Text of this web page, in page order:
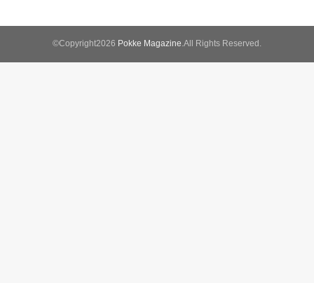
©Copyright2026 Pokke Magazine .All Rights Reserved.